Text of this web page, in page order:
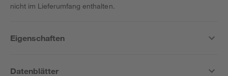
nicht im Lieferumfang enthalten.
Eigenschaften
Datenblätter